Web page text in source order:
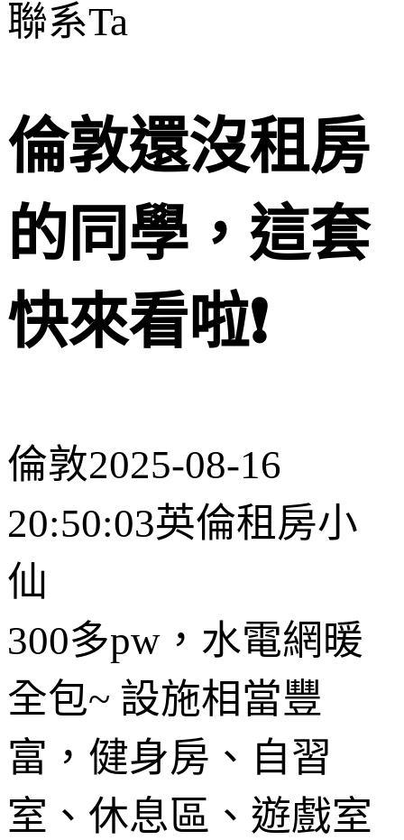
聯系Ta
倫敦還沒租房
的同學，這套
快來看啦❗
倫敦2025-08-16
20:50:03英倫租房小
仙
300多pw，水電網暖
全包~ 設施相當豐
富，健身房、自習
室、休息區、遊戲室